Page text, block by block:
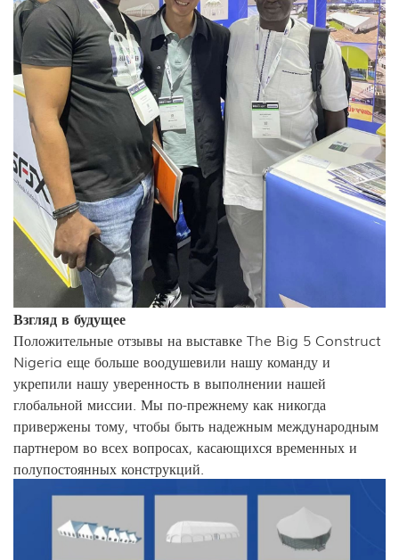
Взгляд в будущее
Положительные отзывы на выставке The Big 5 Construct
Nigeria еще больше воодушевили нашу команду и
укрепили нашу уверенность в выполнении нашей
глобальной миссии. Мы по-прежнему как никогда
привержены тому, чтобы быть надежным международным
партнером во всех вопросах, касающихся временных и
полупостоянных конструкций.